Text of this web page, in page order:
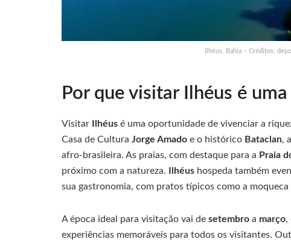
Ilhéus, Bahia – Créditos:
Por que visitar Ilhéus é
Visitar Ilhéus é uma oportunidade de vivenciar a
Casa de Cultura Jorge Amado e o histórico Bataclan,
afro-brasileira. As praias, com destaque para a Praia
próximo com a natureza.
Ilhéus hospeda também
sua gastronomia, com pratos típicos como a moqueca
A época ideal para visitação vai de setembro a março,
experiências memoráveis para todos os visitantes.